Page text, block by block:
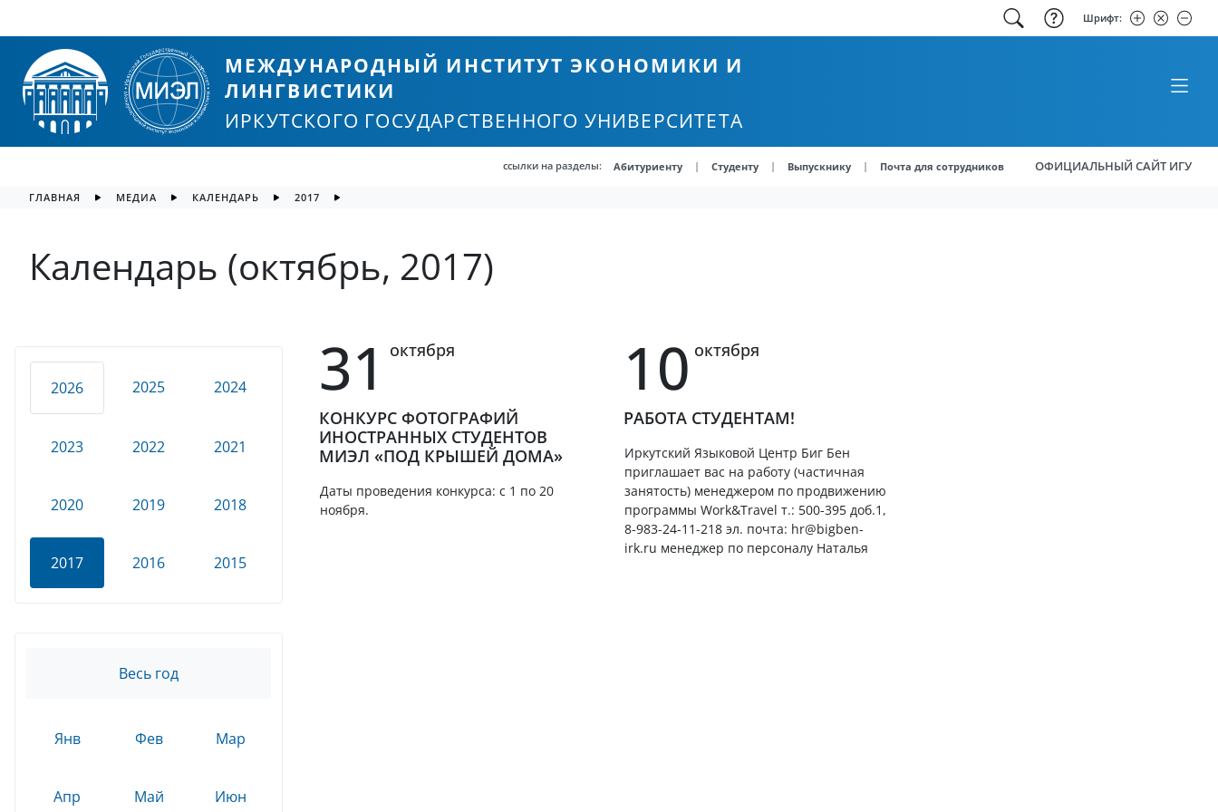
Шрифт:
МЕЖДУНАРОДНЫЙ ИНСТИТУТ ЭКОНОМИКИ И
ЛИНГВИСТИКИ
ИРКУТСКОГО ГОСУДАРСТВЕННОГО УНИВЕРСИТЕТА
ссылки на разделы: Абитуриенту | Студенту | Выпускнику | Почта для сотрудников ОФИЦИАЛЬНЫЙ САЙТ ИГУ
ГЛАВНАЯ МЕДИА КАЛЕНДАРЬ 2017
Календарь (октябрь, 2017)
2026 2025 2024
2023 2022 2021
2020 2019 2018
2017 2016 2015
Весь год
Янв Фев Мар
Апр Май Июн
31 октября
КОНКУРС ФОТОГРАФИЙ
ИНОСТРАННЫХ СТУДЕНТОВ
МИЭЛ «ПОД КРЫШЕЙ ДОМА»
Даты проведения конкурса: с 1 по 20
ноября.
10 октября
РАБОТА СТУДЕНТАМ!
Иркутский Языковой Центр Биг Бен
приглашает вас на работу (частичная
занятость) менеджером по продвижению
программы Work&Travel т.: 500-395 доб.1,
8-983-24-11-218 эл. почта: hr@bigben-
irk.ru менеджер по персоналу Наталья